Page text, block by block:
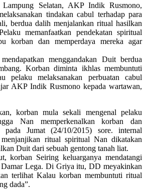
Selatan, AKP Indik Rusmono,
tindakan cabul terhadap para
berdua dalih menjalankan ritual hasilkan
memanfaatkan pendekatan spiritual
korban dan memperdaya mereka agar
menggandakan Duit berdua
Korban diminta ikhlas membuntuti
pelaku melaksanakan perbuatan cabul
AKP Indik Rusmono kepada wartawan,
korban mula sekali mengenal pelaku
Nan memperkenalkan korban dan
Jumat (24/10/2015) sore. internal
ritual spiritual Nan dikatakan
Duit dari sebuah gentong tanah liat.
korban Seiring keluarganya mendatangi
Lega. Di Griya itu, DD meyakinkan
terlihat Kalau korban membuntuti ritual
dada”.